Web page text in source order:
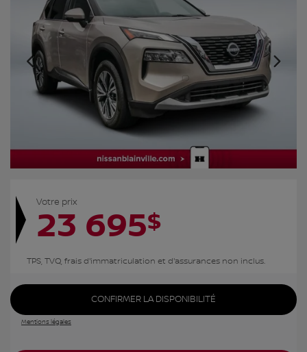
Votre prix
23 695$
TPS, TVQ, frais d'immatriculation et d'assurances non inclus.
CONFIRMER LA DISPONIBILITÉ
Mentions légales